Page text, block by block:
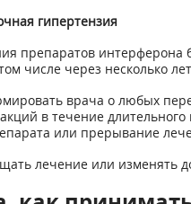
гипертензия
препаратов интерферона
числе через несколько
врача о любых
в течение
или прерывание
лечение или изменять